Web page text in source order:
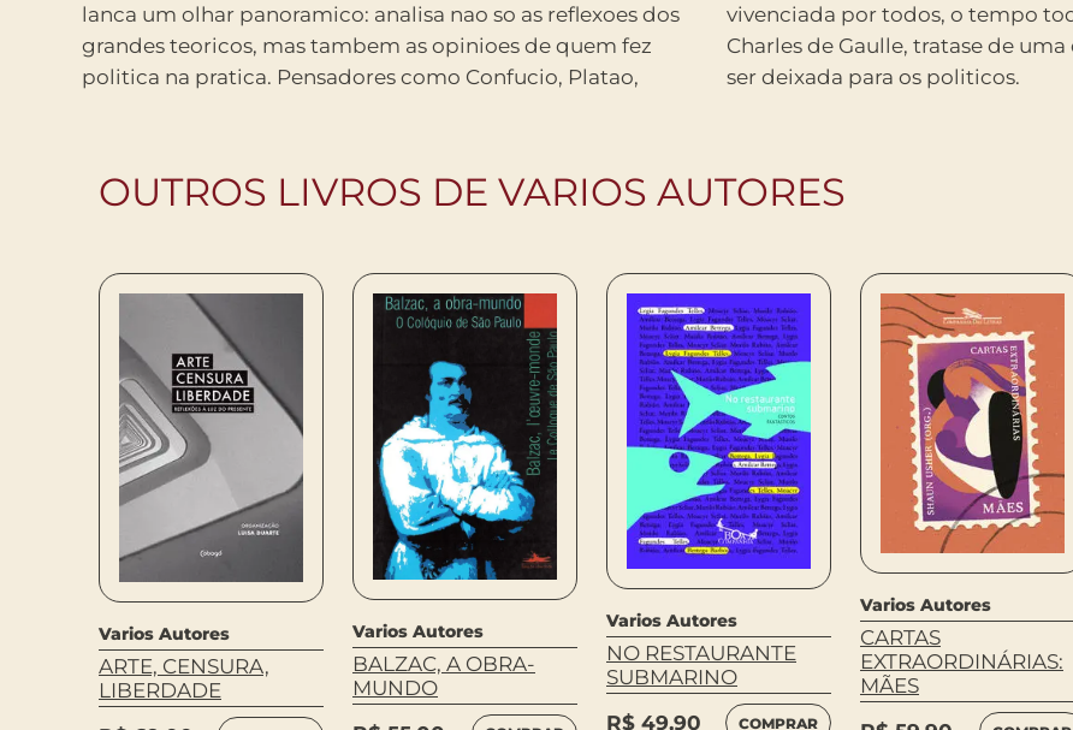
lanca um olhar panoramico: analisa nao so as reflexoes dos
grandes teoricos, mas tambem as opinioes de quem fez
politica na pratica. Pensadores como Confucio, Platao,
vivenciada por todos, o tempo todo. Afinal, como alertou
Charles de Gaulle, tratase de uma questao seria demais para
ser deixada para os politicos.
OUTROS LIVROS DE VARIOS AUTORES
Varios Autores
ARTE, CENSURA,
LIBERDADE
Varios Autores
BALZAC, A OBRA-
MUNDO
Varios Autores
NO RESTAURANTE
SUBMARINO
R$ 49,90 COMPRAR
Varios Autores
CARTAS
EXTRAORDINÁRIAS:
MÃES